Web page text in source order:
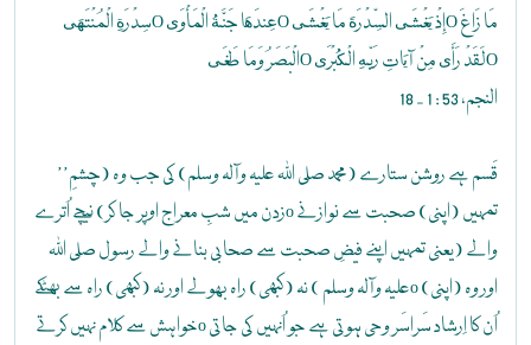
سِدْرَةِ الْمُنْتَهَىO عِندَهَا جَنَّةُ الْمَأْوَىO إِذْ يَغْشَى السِّدْرَةَ مَا يَغْشَىO مَا زَاغَ
الْبَصَرُ وَمَا طَغَىO لَقَدْ رَأَى مِنْ آيَاتِ رَبِّهِ الْكُبْرَىO
النجم، 53 : 1 - 18
’’قَسم ہے روشن ستارے (محمد صلی اللہ علیہ وآلہ وسلم) کی جب وہ (چشمِ
زدن میں شبِ معراج اوپر جا کر) نیچے اُترےo تمہیں (اپنی) صحبت سے نوازنے
والے (یعنی تمہیں اپنے فیضِ صحبت سے صحابی بنانے والے رسول صلی اللہ
علیہ وآلہ وسلم ) نہ (کبھی) راہ بھولے اور نہ (کبھی) راہ سے بھٹکےo اور وہ (اپنی)
خواہش سے کلام نہیں کرتےo اُن کا اِرشاد سَراسَر وحی ہوتی ہے جو اُنہیں کی جاتی